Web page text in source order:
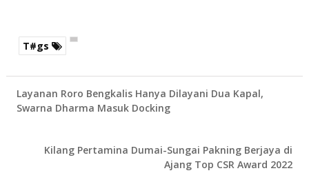
T#gs
Layanan Roro Bengkalis Hanya Dilayani Dua Kapal,
Swarna Dharma Masuk Docking
Kilang Pertamina Dumai-Sungai Pakning Berjaya di
Ajang Top CSR Award 2022